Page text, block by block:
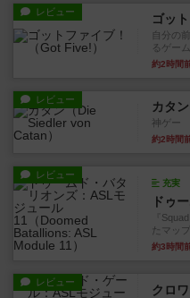
レビュー ゴッ
自分の
るゲー
約2時間
レビュー カタン
神ゲー
約2時間
レビュー
充実
『
たマッ
約3時間
レビュー